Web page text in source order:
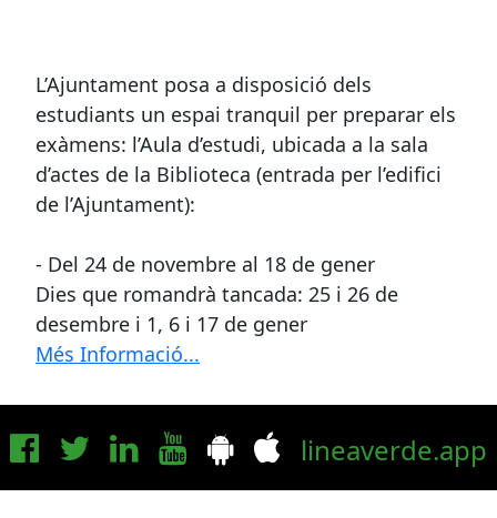
L’Ajuntament posa a disposició dels
estudiants un espai tranquil per preparar els
exàmens: l’Aula d’estudi, ubicada a la sala
d’actes de la Biblioteca (entrada per l’edifici
de l’Ajuntament):
- Del 24 de novembre al 18 de gener
Dies que romandrà tancada: 25 i 26 de
desembre i 1, 6 i 17 de gener
Més Informació...
lineaverde.app